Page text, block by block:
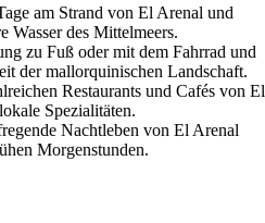
am Strand von El Arenal und
Wasser des Mittelmeers.
zu Fuß oder mit dem Fahrrad und
der mallorquinischen Landschaft.
Restaurants und Cafés von El
Spezialitäten.
Nachtleben von El Arenal
Morgenstunden.